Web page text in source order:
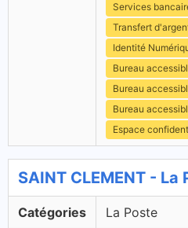
Services
Transfert
Identité
Bureau
Bureau
Bureau
Espace
SAINT CLEMENT - La
Catégories La Poste